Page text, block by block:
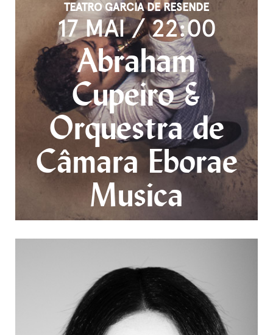
TEATRO GARCIA DE RESENDE
17 MAI / 22:00
Abraham
Cupeiro &
Orquestra de
Câmara Eborae
Musica